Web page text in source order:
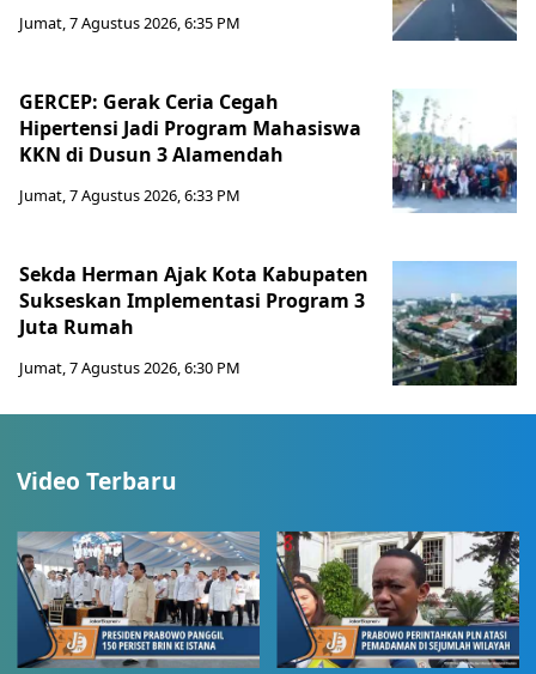
Jumat, 7 Agustus 2026, 6:35 PM
GERCEP: Gerak Ceria Cegah
Hipertensi Jadi Program Mahasiswa
KKN di Dusun 3 Alamendah
Jumat, 7 Agustus 2026, 6:33 PM
Sekda Herman Ajak Kota Kabupaten
Sukseskan Implementasi Program 3
Juta Rumah
Jumat, 7 Agustus 2026, 6:30 PM
Video Terbaru